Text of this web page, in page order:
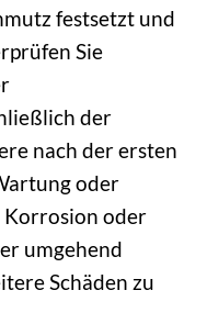
festsetzt und
Sie
der
nach der ersten
oder
Korrosion oder
umgehend
Schäden zu